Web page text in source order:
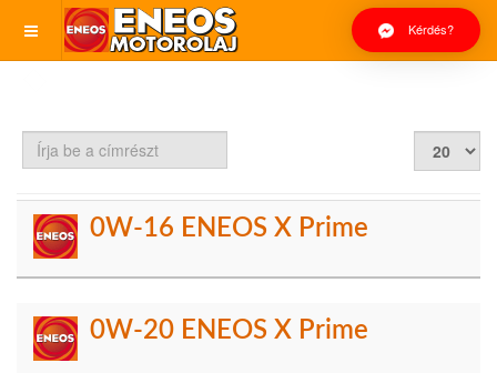
Kérdés?
Írja
a
0W-16 ENEOS X Prime
0W-20 ENEOS X Prime